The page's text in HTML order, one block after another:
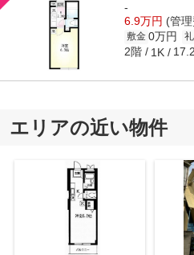
-
6.9万円 (管
敷金 0万円
2階 1K
エリアの近い物件